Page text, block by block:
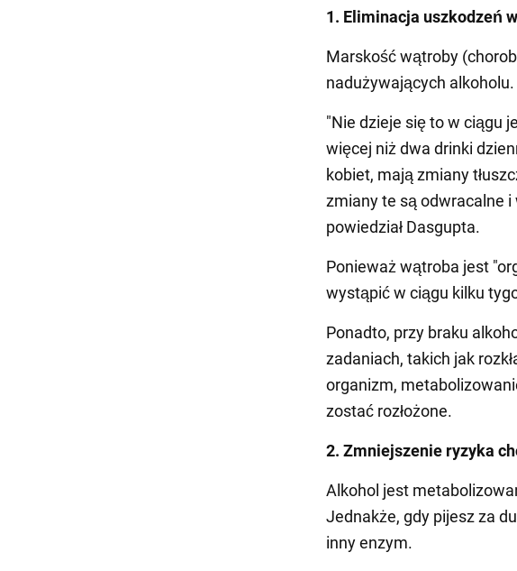
1. Eliminacja uszkodzeń
Marskość wątroby
nadużywających alkoholu.
"Nie dzieje się to w ciągu
więcej niż dwa drinki
kobiet, mają zmiany
zmiany te są odwracalne
powiedział Dasgupta.
Ponieważ wątroba jest
wystąpić w ciągu kilku
Ponadto, przy braku
zadaniach, takich jak
organizm,
zostać rozłożone.
2. Zmniejszenie ryzyka
Alkohol jest
Jednakże, gdy pijesz za
inny enzym.